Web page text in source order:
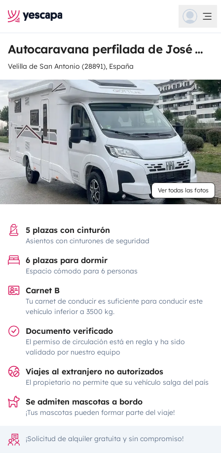
Autocaravana perfilada de José Maria
Velilla de San Antonio (28891), España
Ver todas las fotos
5 plazas con cinturón
Asientos con cinturones de seguridad
6 plazas para dormir
Espacio cómodo para 6 personas
Carnet B
Tu carnet de conducir es suficiente para conducir este
vehículo inferior a 3500 kg.
Documento verificado
El permiso de circulación está en regla y ha sido
validado por nuestro equipo
Viajes al extranjero no autorizados
El propietario no permite que su vehículo salga del país
Se admiten mascotas a bordo
¡Tus mascotas pueden formar parte del viaje!
¡Solicitud de alquiler gratuita y sin compromiso!